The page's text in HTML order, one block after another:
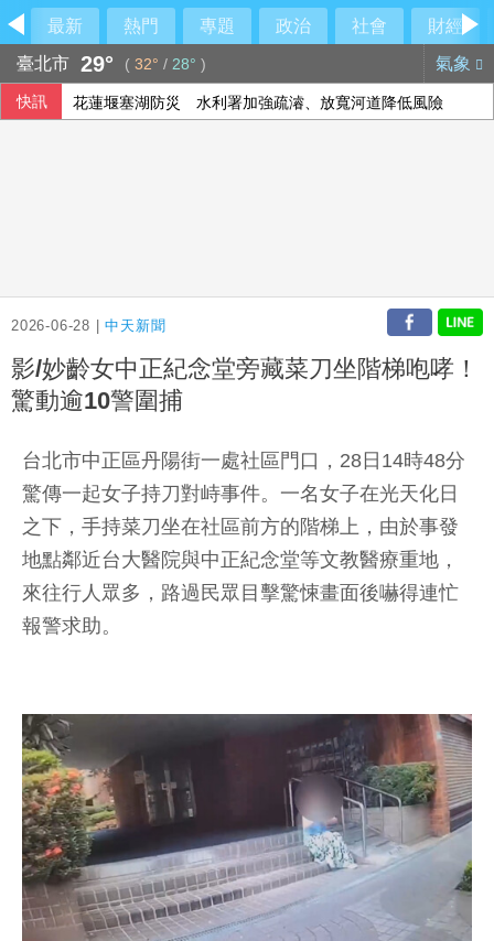
最新 熱門 專題 政治 社會
財經
臺北市 29° ( 32° / 28° ) 氣象
快訊 花蓮堰塞湖防災 水利署加強疏濬、放寬河道降低風險
2026-06-28 |中天新聞
影/妙齡女中正紀念堂旁藏菜刀坐階梯咆哮！
驚動逾10警圍捕
台北市中正區丹陽街一處社區門口，28日14時48分
驚傳一起女子持刀對峙事件。一名女子在光天化日
之下，手持菜刀坐在社區前方的階梯上，由於事發
地點鄰近台大醫院與中正紀念堂等文教醫療重地，
來往行人眾多，路過民眾目擊驚悚畫面後嚇得連忙
報警求助。